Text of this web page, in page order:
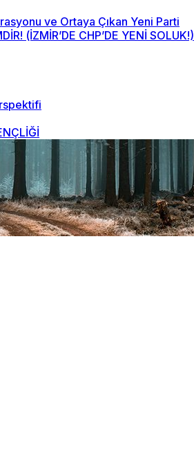
ve Ortaya Çıkan Yeni Parti
(İZMİR’DE CHP’DE YENİ SOLUK!)